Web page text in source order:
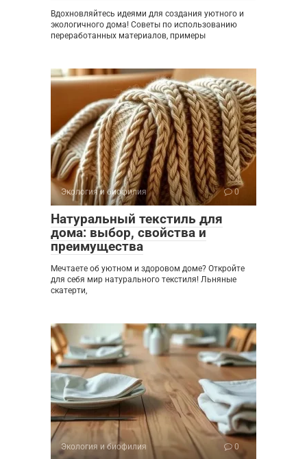
Вдохновляйтесь идеями для создания уютного и
экологичного дома! Советы по использованию
переработанных материалов, примеры
Экология и биофилия 0
Натуральный текстиль для
дома: выбор, свойства и
преимущества
Мечтаете об уютном и здоровом доме? Откройте
для себя мир натурального текстиля! Льняные
скатерти,
Экология и биофилия 0